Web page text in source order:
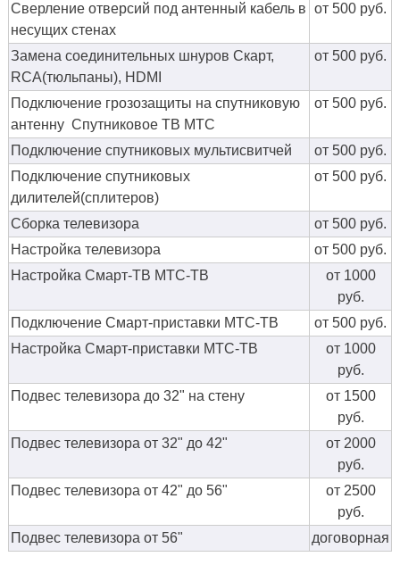
Сверление отверсий под антенный кабель в
несущих стенах
от 500 руб.
Замена соединительных шнуров Скарт,
RCA(тюльпаны), HDMI
от 500 руб.
Подключение грозозащиты на спутниковую
антенну Спутниковое ТВ МТС
от 500 руб.
Подключение спутниковых мультисвитчей
от 500 руб.
Подключение спутниковых
дилителей(сплитеров)
от 500 руб.
Сборка телевизора
от 500 руб.
Настройка телевизора
от 500 руб.
Настройка Смарт-ТВ МТС-ТВ
от 1000
руб.
Подключение Смарт-приставки МТС-ТВ
от 500 руб.
Настройка Смарт-приставки МТС-ТВ
от 1000
руб.
Подвес телевизора до 32" на стену
от 1500
руб.
Подвес телевизора от 32" до 42"
от 2000
руб.
Подвес телевизора от 42" до 56"
от 2500
руб.
Подвес телевизора от 56"
договорная